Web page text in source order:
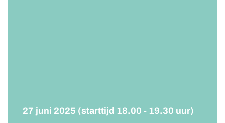
27 juni 2025 (starttijd 18.00 - 19.30 uur)